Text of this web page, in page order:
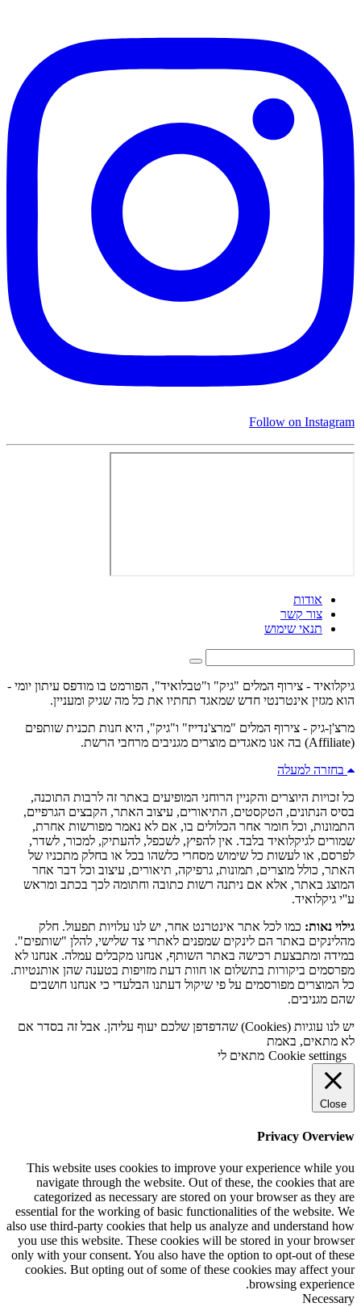
Follow on Instagram
אודות
צור קשר
תנאי שימוש
גיקלואיד - צירוף המלים "גיק" ו"טבלואיד", הפורמט בו מודפס עיתון יומי -
הוא מגזין אינטרנטי חדש שמאגד תחתיו את כל מה שגיק ומעניין.
מרצ'ן-גיק - צירוף המלים "מרצ'נדייז" ו"גיק", היא חנות תכנית שותפים
(Affiliate) בה אנו מאגדים מוצרים מגניבים מרחבי הרשת.
בחזרה למעלה
כל זכויות היוצרים והקניין הרוחני המופיעים באתר זה לרבות התוכנה,
בסיס הנתונים, הטקסטים, התיאורים, עיצוב האתר, הקבצים הגרפיים,
התמונות, וכל חומר אחר הכלולים בו, אם לא נאמר מפורשות אחרת,
שמורים לגיקלואיד בלבד. אין להפיץ, לשכפל, להעתיק, למכור, לשדר,
לפרסם, או לעשות כל שימוש מסחרי כלשהו בכל או בחלק מתכניו של
האתר, כולל מוצרים, תמונות, גרפיקה, תיאורים, עיצוב וכל דבר אחר
המוצג באתר, אלא אם ניתנה רשות כתובה וחתומה לכך בכתב ומראש
ע''י גיקלואיד.
גילוי נאות: כמו לכל אתר אינטרנט אחר, יש לנו עלויות תפעול. חלק
מהלינקים באתר הם לינקים שמפנים לאתרי צד שלישי, להלן "שותפים".
במידה ומתבצעת רכישה באתר השותף, אנחנו מקבלים עמלה. אנחנו לא
מפרסמים ביקורות בתשלום או חוות דעת מזויפות בטענה שהן אותנטיות.
כל המוצרים מפורסמים על פי שיקול דעתנו הבלעדי כי אנחנו חושבים
שהם מגניבים.
יש לנו עוגיות (Cookies) שהדפדפן שלכם יעוף עליהן. אבל זה בסדר אם
לא מתאים, באמת
Cookie settings מתאים לי
Close
Privacy Overview
This website uses cookies to improve your experience while you
navigate through the website. Out of these, the cookies that are
categorized as necessary are stored on your browser as they are
essential for the working of basic functionalities of the website. We
also use third-party cookies that help us analyze and understand how
you use this website. These cookies will be stored in your browser
only with your consent. You also have the option to opt-out of these
cookies. But opting out of some of these cookies may affect your
browsing experience.
Necessary